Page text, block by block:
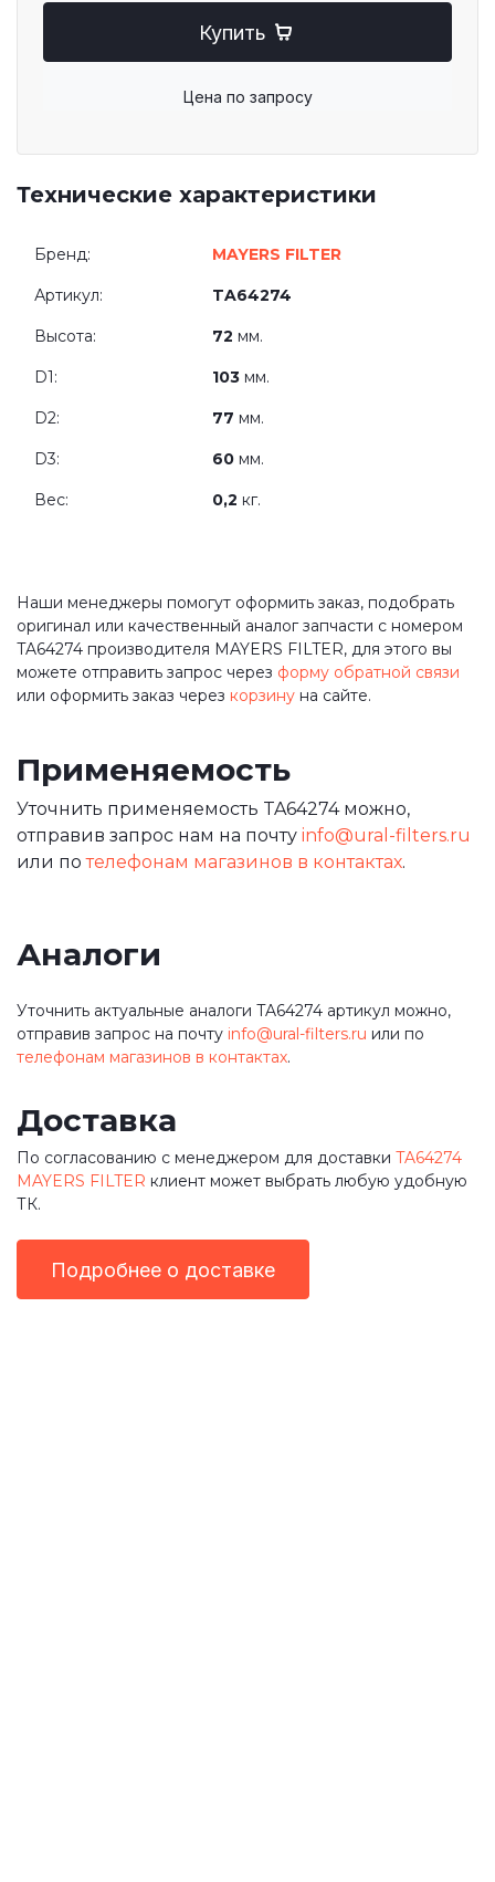
Купить
Цена по запросу
Технические характеристики
Бренд: MAYERS FILTER
Артикул: TA64274
Высота: 72 мм.
D1: 103 мм.
D2: 77 мм.
D3: 60 мм.
Вес: 0,2 кг.
Наши менеджеры помогут оформить заказ, подобрать
оригинал или качественный аналог запчасти с номером
TA64274 производителя MAYERS FILTER, для этого вы
можете отправить запрос через форму обратной связи
или оформить заказ через корзину на сайте.
Применяемость
Уточнить применяемость TA64274 можно,
отправив запрос нам на почту info@ural-filters.ru
или потелефонам магазинов в контактах.
Аналоги
Уточнить актуальные аналоги TA64274 артикул можно,
отправив запрос на почту info@ural-filters.ru или по
телефонам магазинов в контактах.
Доставка
По согласованию с менеджером для доставки TA64274
MAYERS FILTER клиент может выбрать любую удобную
ТК.
Подробнее о доставке